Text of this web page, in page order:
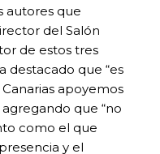
autores que
del Salón
de estos tres
destacado que “es
apoyemos
que “no
como el que
y el